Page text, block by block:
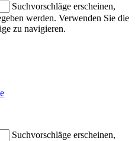
Suchvorschläge erscheinen,
werden. Verwenden Sie die
zu navigieren.
Suchvorschläge erscheinen,